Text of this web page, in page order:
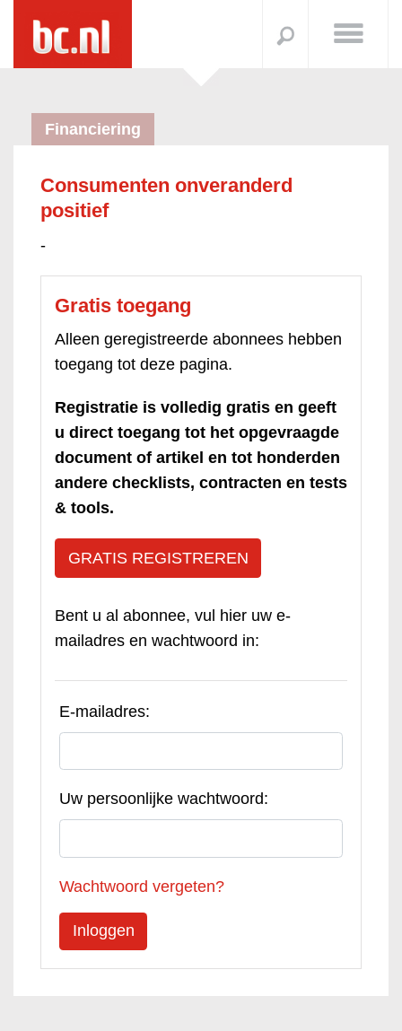
Financiering
Consumenten onveranderd
positief
-
Gratis toegang
Alleen geregistreerde abonnees hebben
toegang tot deze pagina.
Registratie is volledig gratis en geeft
u direct toegang tot het opgevraagde
document of artikel en tot honderden
andere checklists, contracten en tests
& tools.
GRATIS REGISTREREN
Bent u al abonnee, vul hier uw e-
mailadres en wachtwoord in:
E-mailadres:
Uw persoonlijke wachtwoord:
Wachtwoord vergeten?